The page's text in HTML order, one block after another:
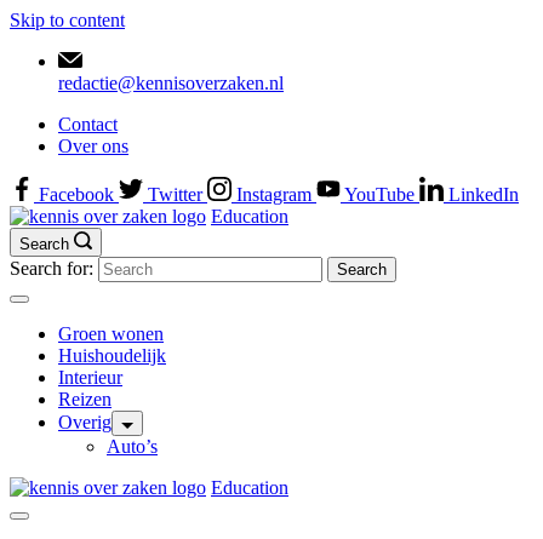
Skip to content
redactie@kennisoverzaken.nl
Contact
Over ons
Facebook Twitter Instagram YouTube
LinkedIn
Education
Search
Search for:
Groen wonen
Huishoudelijk
Interieur
Reizen
Overig
Auto’s
Education